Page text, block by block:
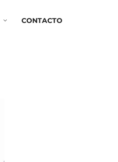
CONTACTO